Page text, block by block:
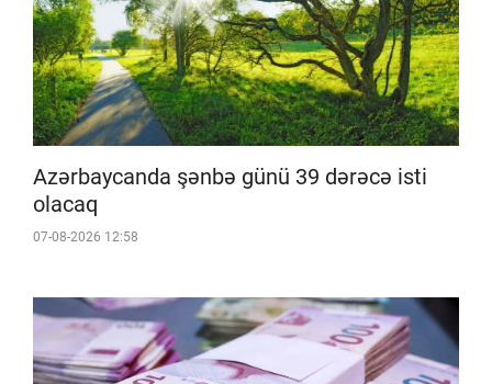
Azərbaycanda şənbə günü 39 dərəcə isti
olacaq
07-08-2026 12:58